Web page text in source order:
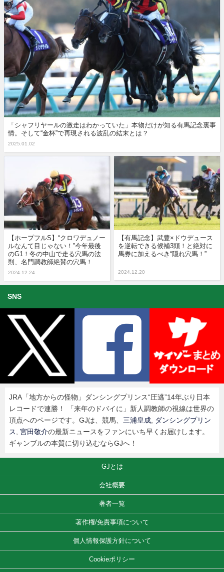
「シャフリヤールの激走はわかっていた」本物だけが知る有馬記念裏事
情。そして“金杯”で再現される波乱の結末とは？
2025.01.02
【ホープフルS】“クロワデュノー
ルなんて目じゃない！”今年最後
のG1！冬の中山で走る穴馬の法
則、名門調教師絶賛の穴馬！
2024.12.24
【有馬記念】武豊×ドウデュース
を逆転できる候補3頭！と絶対に
馬券に加えるべき“隠れ穴馬！”
2024.12.20
SNS
JRA「地方からの怪物」ダンシングプリンス“圧逃”14年ぶり日本
レコードで連勝！ 「来年のドバイに」新人調教師の視線は世界の
頂点へのページです。GJは、競馬、 三浦皇成
ダンシングプリン
ス
宮田敬介の最新ニュースをファンにいち早くお届けします。
ギャンブルの本質に切り込むならGJへ！
GJとは
会社概要
著者一覧
著作権/免責事項について
個人情報保護方針について
Cookieポリシー